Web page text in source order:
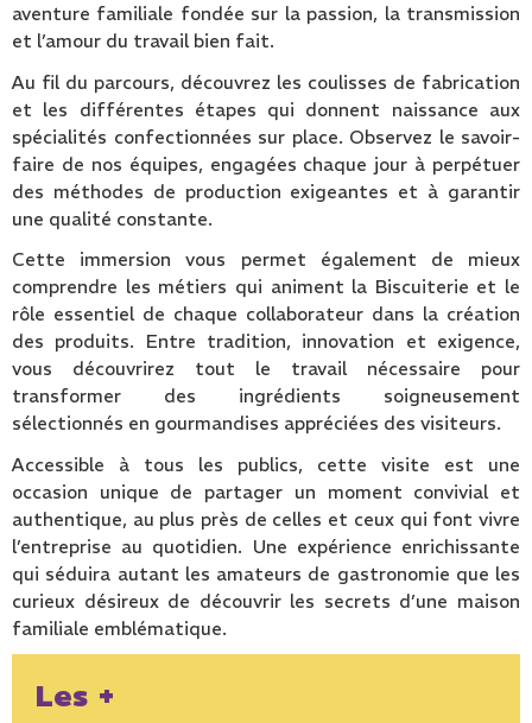
aventure familiale fondée sur la passion, la transmission
et l’amour du travail bien fait.
Au fil du parcours, découvrez les coulisses de fabrication
et les différentes étapes qui donnent naissance aux
spécialités confectionnées sur place. Observez le savoir-
faire de nos équipes, engagées chaque jour à perpétuer
des méthodes de production exigeantes et à garantir
une qualité constante.
Cette immersion vous permet également de mieux
comprendre les métiers qui animent la Biscuiterie et le
rôle essentiel de chaque collaborateur dans la création
des produits. Entre tradition, innovation et exigence,
vous découvrirez tout le travail nécessaire pour
transformer des ingrédients soigneusement
sélectionnés en gourmandises appréciées des visiteurs.
Accessible à tous les publics, cette visite est une
occasion unique de partager un moment convivial et
authentique, au plus près de celles et ceux qui font vivre
l’entreprise au quotidien. Une expérience enrichissante
qui séduira autant les amateurs de gastronomie que les
curieux désireux de découvrir les secrets d’une maison
familiale emblématique.
Les +